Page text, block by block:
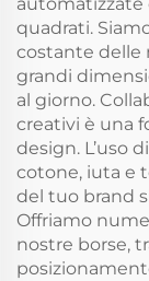
quadrati.
costante delle
grandi
al giorno.
creativi è una
design. L’uso
cotone, iuta e
del tuo brand
Offriamo
nostre borse,